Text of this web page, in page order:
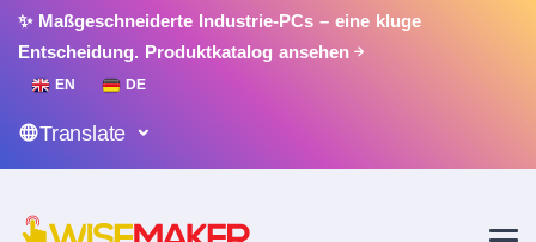
✨ Maßgeschneiderte Industrie-PCs – eine kluge
Entscheidung. Produktkatalog ansehen
EN DE
Translate